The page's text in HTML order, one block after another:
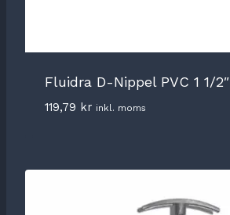
Fluidra D-Nippel PVC 1 1/2″
119,79 kr inkl. moms